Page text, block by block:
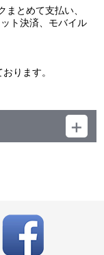
ＴＯＵＲ ２０１
ＯＵＲ ２０１
Ｅ ＥＮＤ ＭＥＥ
とめて支払い、
ト決済、モバイル
ります。